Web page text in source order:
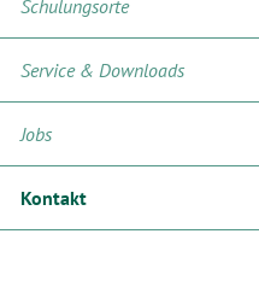
Schulungsorte
Service & Downloads
Jobs
Kontakt